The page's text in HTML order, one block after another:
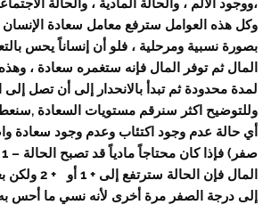
،ووجود الألم ، والحالة المادية ، والحالة
وكل هذه العوامل سترفع معامل سعادة
بصورة نسبية ومرحلية ، فلو أن إنساناً يحس
المال ثم توفر المال فإنه ستغمره سعادة ،
لمدة محدودة ثم تبدأ بالانحدار إلى أن تصل إلى
وللتوضيح اكثر سنرقم مستويات السعادة ,سنعطي
أي حالة عدم وجود اكتئاب وعدم وجود سعادة
المال فإن
إلى درجة الصفر مرة أخرى لأنه نسي ما أحس